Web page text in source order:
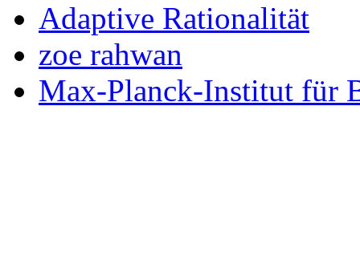
Adaptive Rationalität
zoe rahwan
Max-Planck-Institut für